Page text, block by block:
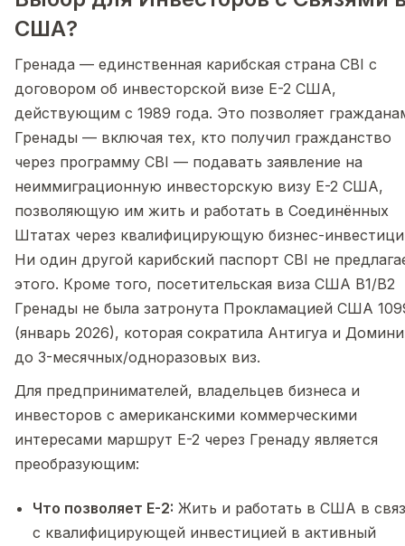
США?
Гренада — единственная карибская страна CBI с
договором об инвесторской визе E-2 США,
действующим с 1989 года. Это позволяет
Гренады — включая тех, кто получил гражданство
через программу CBI — подавать заявление на
неиммиграционную инвесторскую визу E-2 США,
позволяющую им жить и работать в Соединённых
Штатах через квалифицирующую бизнес-
Ни один другой карибский паспорт CBI не
этого. Кроме того, посетительская виза США B1/B2
Гренады не была затронута Прокламацией США
(январь 2026), которая сократила Антигуа и
до 3-месячных/одноразовых виз.
Для предпринимателей, владельцев бизнеса и
инвесторов с американскими коммерческими
интересами маршрут E-2 через Гренаду является
преобразующим:
Что позволяет E-2: Жить и работать в США в
с квалифицирующей инвестицией в активный